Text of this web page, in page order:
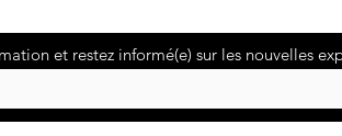
et restez informé(e) sur les nouvelles